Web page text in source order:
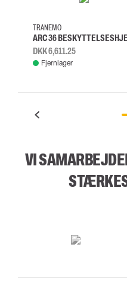
TRANEMO
ARC 36
DKK 6,611.25
Fjernlager
VI